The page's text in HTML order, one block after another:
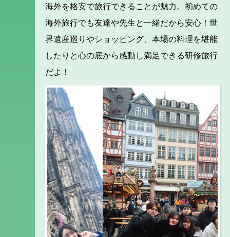
海外を格安で旅行できることが魅力。初めての
海外旅行でも友達や先生と一緒だから安心！世
界遺産巡りやショッピング、本場の料理を堪能
したりと心の底から感動し満足できる研修旅行
だよ！